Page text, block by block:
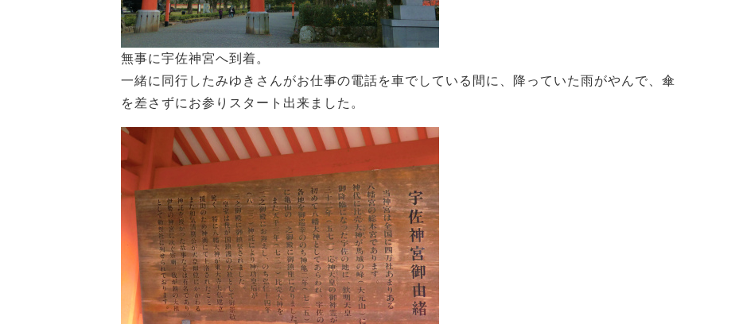
無事に宇佐神宮へ到着。
一緒に同行したみゆきさんがお仕事の電話を車でしている間に、降っていた雨がやんで、傘
を差さずにお参りスタート出来ました。